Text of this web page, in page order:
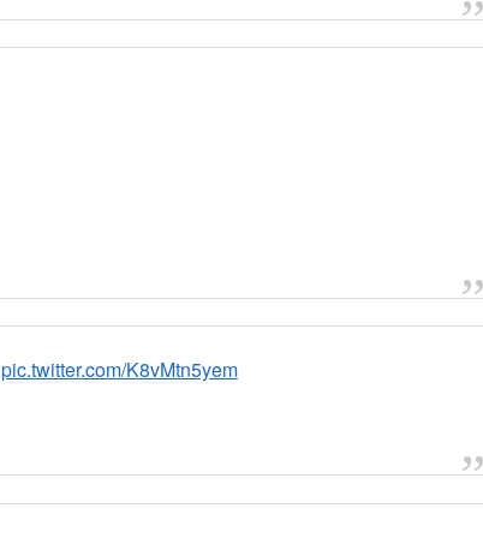
pic.twitter.com/K8vMtn5yem